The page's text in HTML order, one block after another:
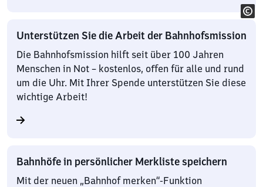
Unterstützen Sie die Arbeit der Bahnhofsmission
Die Bahnhofsmission hilft seit über 100 Jahren
Menschen in Not – kostenlos, offen für alle und rund
um die Uhr. Mit Ihrer Spende unterstützen Sie diese
wichtige Arbeit!
Bahnhöfe in persönlicher Merkliste speichern
Mit der neuen „Bahnhof merken“-Funktion